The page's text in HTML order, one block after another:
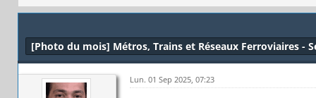
[Photo du mois] Métros, Trains et Réseaux Ferroviaires -
Lun. 01 Sep 2025, 07:23